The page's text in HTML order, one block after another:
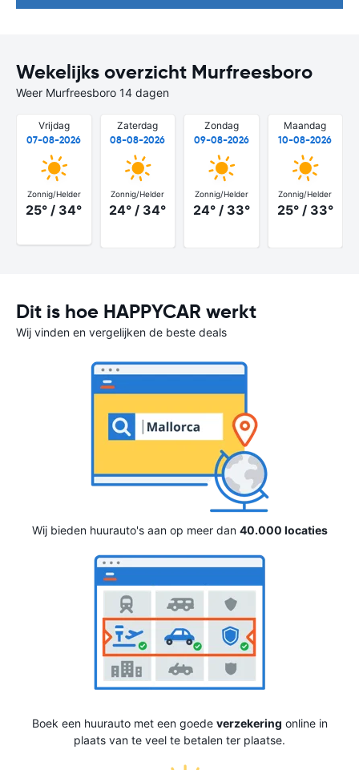
Wekelijks overzicht Murfreesboro
Weer Murfreesboro 14 dagen
Vrijdag
07-08-2026
Zonnig/Helder
25° / 34°
Zaterdag
08-08-2026
Zonnig/Helder
24° / 34°
Zondag
09-08-2026
Zonnig/Helder
24° / 33°
Maandag
10-08-2026
Zonnig/Helder
25° / 33°
Dit is hoe HAPPYCAR werkt
Wij vinden en vergelijken de beste deals
Wij bieden huurauto's aan op meer dan 40.000 locaties
Boek een huurauto met een goede verzekering online in
plaats van te veel te betalen ter plaatse.